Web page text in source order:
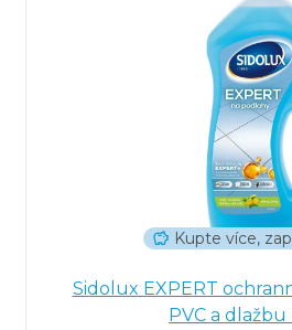
Kupte více,
Sidolux EXPERT
PVC a dlažbu